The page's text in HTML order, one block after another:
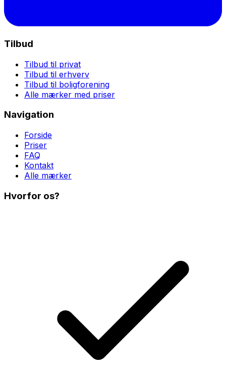
Tilbud
Tilbud til privat
Tilbud til erhverv
Tilbud til boligforening
Alle mærker med priser
Navigation
Forside
Priser
FAQ
Kontakt
Alle mærker
Hvorfor os?